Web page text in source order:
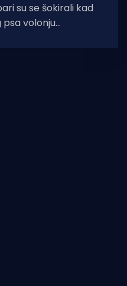
su se šokirali kad
psa volonju